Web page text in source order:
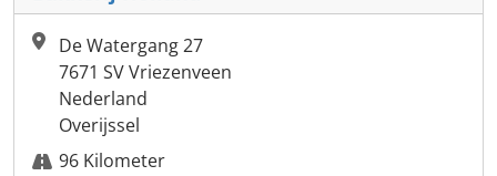
De Watergang 27
7671 SV Vriezenveen
Nederland
Overijssel
96 Kilometer